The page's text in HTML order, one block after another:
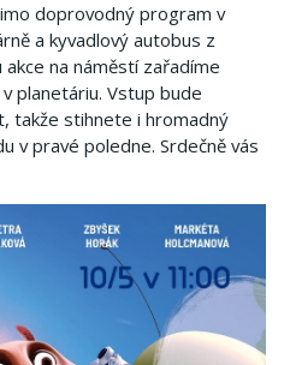
doprovodný program v
a kyvadlový autobus z
na náměstí zařadíme
planetáriu. Vstup bude
takže stihnete i hromadný
v pravé poledne. Srdečně vás